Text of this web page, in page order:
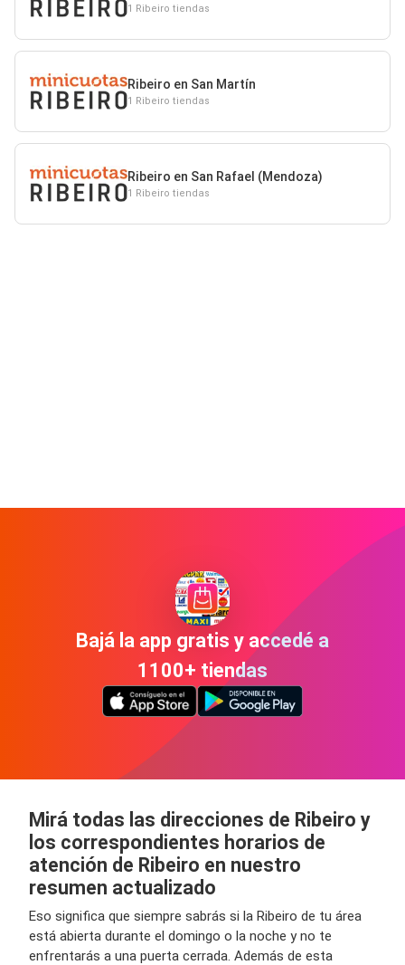
1 Ribeiro tiendas
Ribeiro en San Martín
1 Ribeiro tiendas
Ribeiro en San Rafael (Mendoza)
1 Ribeiro tiendas
Bajá la app gratis y accedé a
1100+ tiendas
Mirá todas las direcciones de Ribeiro y
los correspondientes horarios de
atención de Ribeiro en nuestro
resumen actualizado
Eso significa que siempre sabrás si la Ribeiro de tu área
está abierta durante el domingo o la noche y no te
enfrentarás a una puerta cerrada. Además de esta